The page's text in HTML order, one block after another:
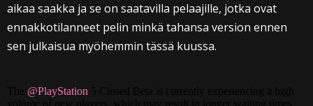
aikaa saakka ja se on saatavilla pelaajille, jotka ovat
ennakkotilanneet pelin minkä tahansa version ennen
sen julkaisua myöhemmin tässä kuussa.
@PlayStation